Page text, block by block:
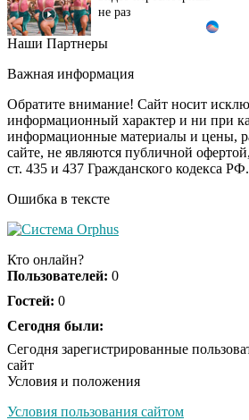
"Потеряли стыд в
Поплавская вмазала
семейке Плющенко
i
Ролик из Омска: вы
будете смеяться долго
Королева вагона
Наши Партнеры
Важная информация
Обратите внимание! Сайт носит
информационный характер и ни при
информационные материалы и цены,
сайте, не являются публичной
ст. 435 и 437 Гражданского кодекса РФ.
Ошибка в тексте
Кто онлайн?
Пользователей: 0
Гостей: 0
Сегодня были:
Сегодня зарегистрированные
сайт
Условия и положения
Условия пользования сайтом